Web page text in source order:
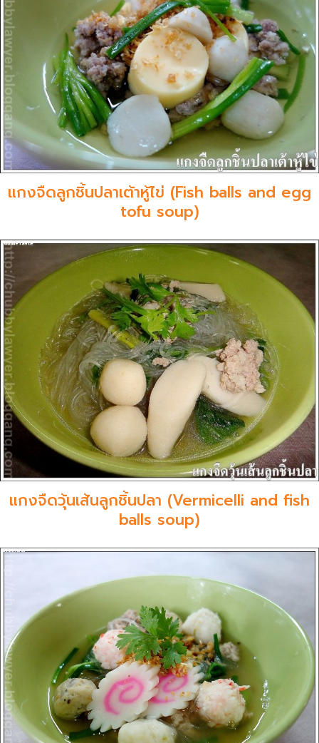
แกงจืดลูกชิ้นปลาเต้าหู้ไข่ (Fish balls and egg
tofu soup)
แกงจืดวุ้นเส้นลูกชิ้นปลา (Vermicelli and fish
balls soup)